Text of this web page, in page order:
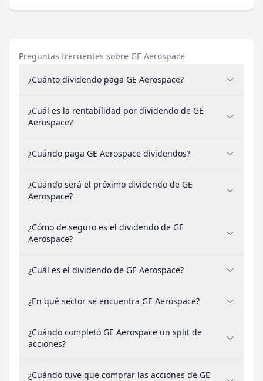
Preguntas frecuentes sobre GE Aerospace
¿Cuánto dividendo paga GE Aerospace?
¿Cuál es la rentabilidad por dividendo de GE
Aerospace?
¿Cuándo paga GE Aerospace dividendos?
¿Cuándo será el próximo dividendo de GE
Aerospace?
¿Cómo de seguro es el dividendo de GE
Aerospace?
¿Cuál es el dividendo de GE Aerospace?
¿En qué sector se encuentra GE Aerospace?
¿Cuándo completó GE Aerospace un split de
acciones?
¿Cuándo tuve que comprar las acciones de GE